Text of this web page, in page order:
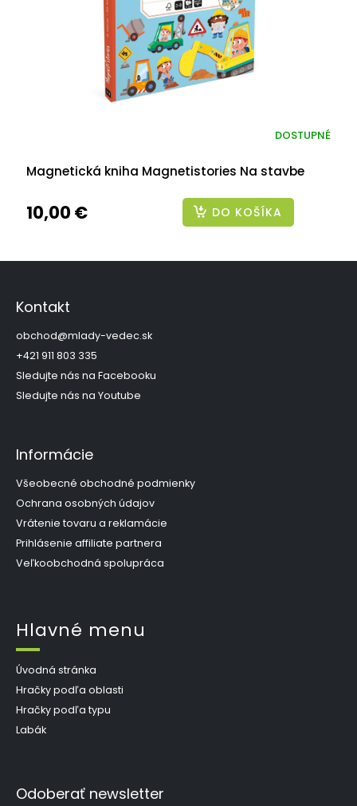
Magnetická kniha Magnetistories Na stavbe
DOSTUPNÉ
10,00 € DO KOŠÍKA
Z
Kontakt
obchod@mlady-vedec.sk
+421 911 803 335
Sledujte nás na Facebooku
Sledujte nás na Youtube
Informácie
Všeobecné obchodné podmienky
Ochrana osobných údajov
Vrátenie tovaru a reklamácie
Prihlásenie affiliate partnera
Veľkoobchodná spolupráca
Hlavné menu
Úvodná stránka
Hračky podľa oblasti
Hračky podľa typu
Labák
Odoberať newsletter